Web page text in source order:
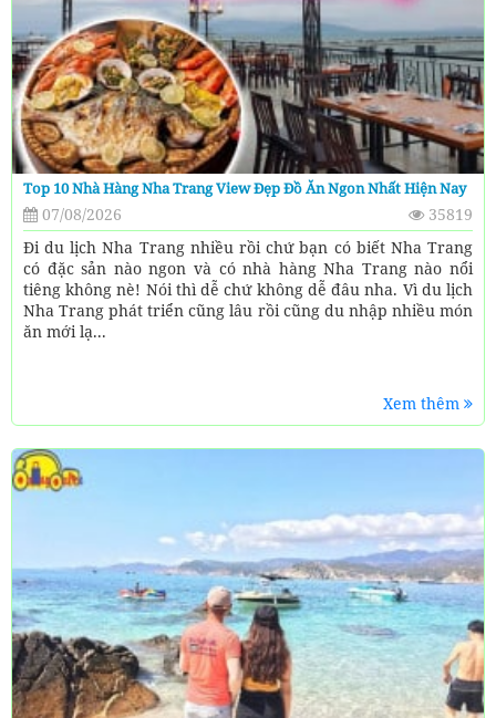
Top 10 Nhà Hàng Nha Trang View Đẹp Đồ Ăn Ngon Nhất Hiện Nay
07/08/2026
35819
Đi du lịch Nha Trang nhiều rồi chứ bạn có biết Nha Trang
có đặc sản nào ngon và có nhà hàng Nha Trang nào nổi
tiêng không nè! Nói thì dễ chứ không dễ đâu nha. Vì du lịch
Nha Trang phát triển cũng lâu rồi cũng du nhập nhiều món
ăn mới lạ...
Xem thêm